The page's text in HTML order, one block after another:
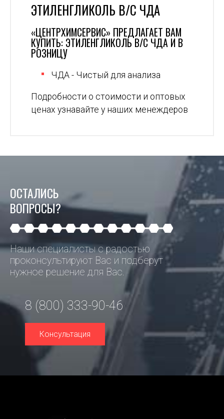
ЭТИЛЕНГЛИКОЛЬ В/С ЧДА
«ЦЕНТРХИМСЕРВИС» ПРЕДЛАГАЕТ ВАМ
КУПИТЬ: ЭТИЛЕНГЛИКОЛЬ В/С ЧДА И В
РОЗНИЦУ
ЧДА - Чистый для анализа
Подробности о стоимости и оптовых
ценах узнавайте у наших менеждеров
ОСТАЛИСЬ
ВОПРОСЫ?
Наши специалисты с радостью
проконсультируют Вас и подберут
нужное решение для Вас.
8 (800) 333-90-46
Консультация